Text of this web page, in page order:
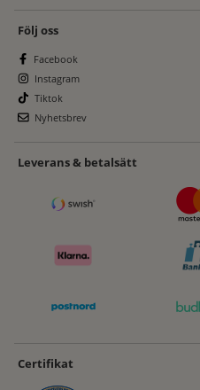
Följ oss
Facebook
Instagram
Tiktok
Nyhetsbrev
Leverans & betalsätt
Certifikat